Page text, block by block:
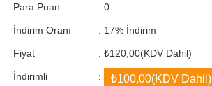
Para Puan : 0
İndirim Oranı : %
17 İndirim
Fiyat : ₺120,00(KDV Dahil)
İndirimli : ₺100,00(KDV Dahil)